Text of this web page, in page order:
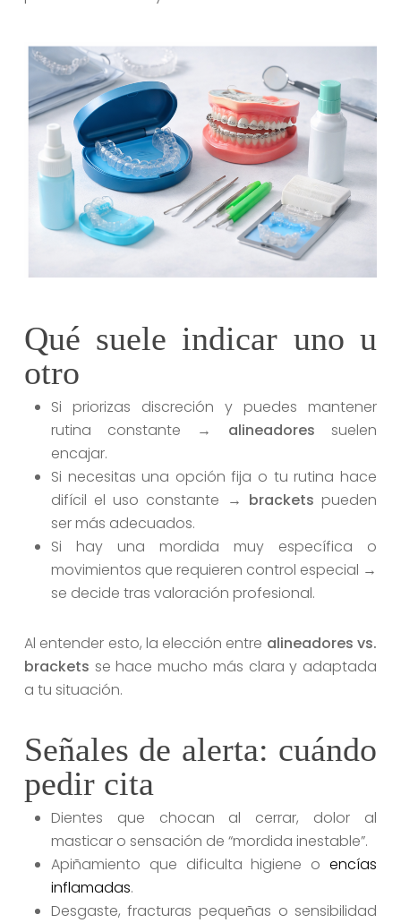
Qué suele indicar uno u
otro
Si priorizas discreción y puedes mantener
rutina constante → alineadores suelen
encajar.
Si necesitas una opción fija o tu rutina hace
difícil el uso constante → brackets pueden
ser más adecuados.
Si hay una mordida muy específica o
movimientos que requieren control especial →
se decide tras valoración profesional.
Al entender esto, la elección entre alineadores vs.
brackets se hace mucho más clara y adaptada
a tu situación.
Señales de alerta: cuándo
pedir cita
Dientes que chocan al cerrar, dolor al
masticar o sensación de “mordida inestable”.
Apiñamiento que dificulta higiene oencías
inflamadas.
Desgaste, fracturas pequeñas o sensibilidad